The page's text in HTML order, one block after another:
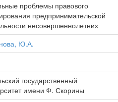
проблемы правового
предпринимательской
несовершеннолетних
Ю.А.
государственный
имени Ф. Скорины